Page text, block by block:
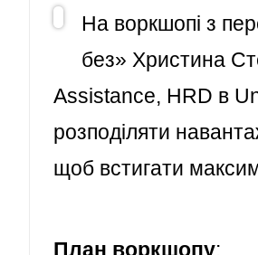
На воркшопі з
без» Христина
Assistance, HRD в
розподіляти
щоб встигати
План воркшопу: